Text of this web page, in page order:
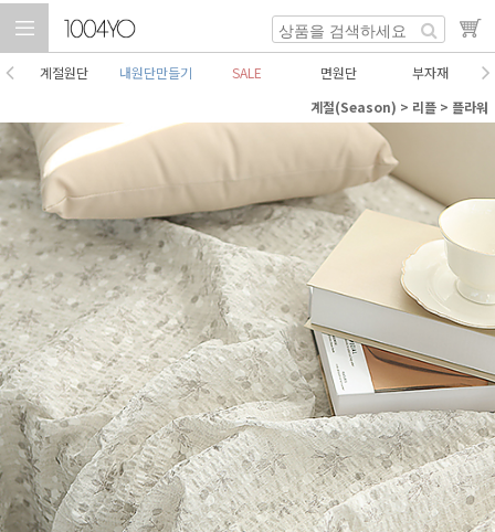
계절원단 내원단만들기 SALE 면원단
부자재
계절(Season) > 리플 > 플라워